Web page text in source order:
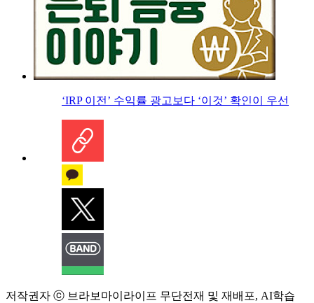
‘IRP 이전’ 수익률 광고보다 ‘이것’ 확인이 우선
저작권자 ⓒ 브라보마이라이프 무단전재 및 재배포, AI학습